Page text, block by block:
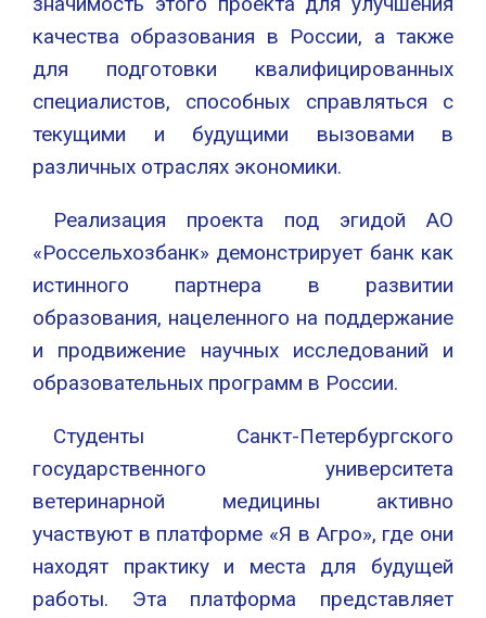
качества образования в России, а также
для подготовки квалифицированных
специалистов, способных справляться с
текущими и будущими вызовами в
различных отраслях экономики.
Реализация проекта под эгидой АО
«Россельхозбанк» демонстрирует банк как
истинного партнера в развитии
образования, нацеленного на поддержание
и продвижение научных исследований и
образовательных программ в России.
Студенты Санкт-Петербургского
государственного университета
ветеринарной медицины активно
участвуют в платформе «Я в Агро», где они
находят практику и места для будущей
работы. Эта платформа представляет